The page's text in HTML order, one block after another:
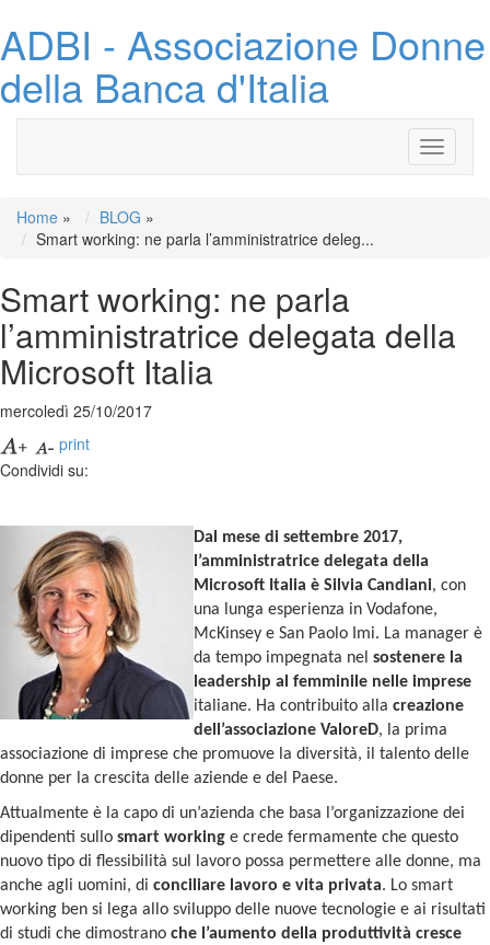
ADBI - Associazione Donne
della Banca d'Italia
Toggle
Home » BLOG »
Smart working: ne parla l’amministratrice deleg...
Smart working: ne parla
l’amministratrice delegata della
Microsoft Italia
mercoledì 25/10/2017
print
Condividi su:
Dal mese di settembre 2017,
l’amministratrice delegata della
Microsoft Italia è Silvia Candiani, con
una lunga esperienza in Vodafone,
McKinsey e San Paolo Imi. La manager è
da tempo impegnata nel sostenere la
leadership al femminile nelle imprese
italiane. Ha contribuito alla creazione
dell’associazione ValoreD, la prima
associazione di imprese che promuove la diversità, il talento delle
donne per la crescita delle aziende e del Paese.
Attualmente è la capo di un’azienda che basa l’organizzazione dei
dipendenti sullo smart working e crede fermamente che questo
nuovo tipo di flessibilità sul lavoro possa permettere alle donne, ma
anche agli uomini, di conciliare lavoro e vita privata. Lo smart
working ben si lega allo sviluppo delle nuove tecnologie e ai risultati
di studi che dimostrano che l’aumento della produttività cresce